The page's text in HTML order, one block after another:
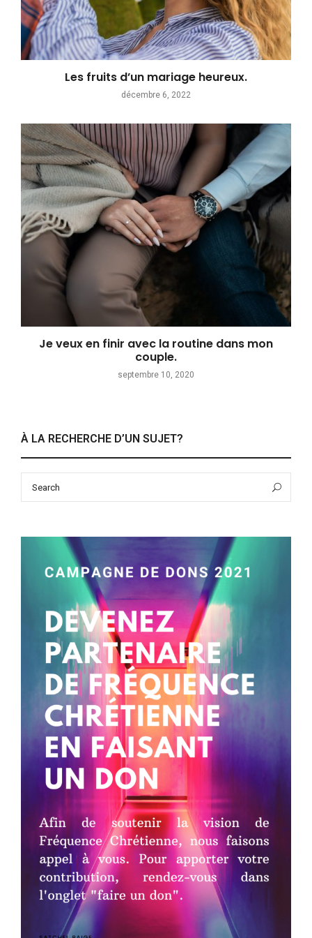
Les fruits d’un mariage heureux.
décembre 6, 2022
Je veux en finir avec la routine dans mon
couple.
septembre 10, 2020
À LA RECHERCHE D’UN SUJET?